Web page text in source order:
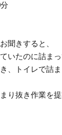
聞きすると、
いたのに詰まっ
、トイレで詰
り抜き作業を